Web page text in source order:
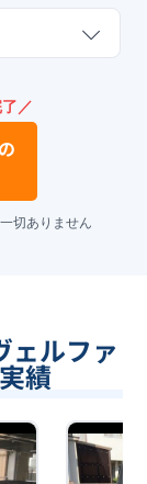
／
の
切ありません
ェルファ
績